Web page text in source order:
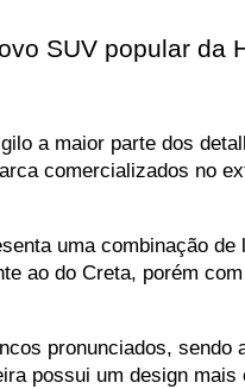
SUV popular da
a maior parte dos
comercializados no
uma combinação
ao do Creta, porém
pronunciados,
possui um design